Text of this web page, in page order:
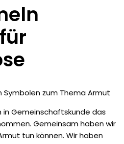
in Gemeinschaftskunde das
Gemeinsam haben wir
tun können. Wir haben